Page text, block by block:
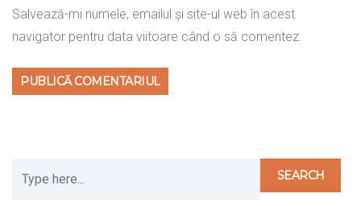
Salvează-mi numele, emailul și site-ul web în acest
navigator pentru data viitoare când o să comentez.